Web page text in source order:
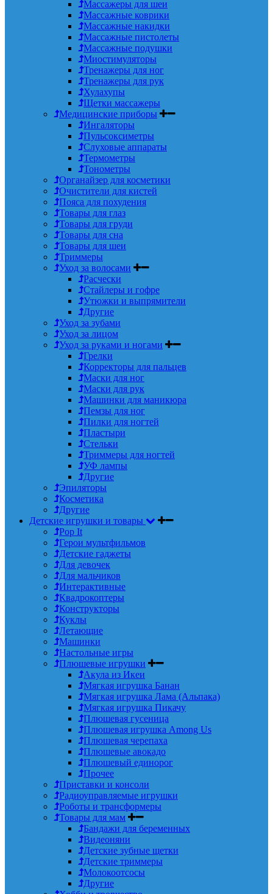
Массажеры для шеи
Массажные коврики
Массажные накидки
Массажные пистолеты
Массажные подушки
Миостимуляторы
Тренажеры для ног
Тренажеры для рук
Хулахупы
Щетки массажеры
Медицинские приборы
Ингаляторы
Пульсоксиметры
Слуховые аппараты
Термометры
Тонометры
Органайзер для косметики
Очистители для кистей
Пояса для похудения
Товары для глаз
Товары для груди
Товары для сна
Товары для шеи
Триммеры
Уход за волосами
Расчески
Стайлеры и гофре
Утюжки и выпрямители
Другие
Уход за зубами
Уход за лицом
Уход за руками и ногами
Грелки
Корректоры для пальцев
Маски для ног
Маски для рук
Машинки для маникюра
Пемзы для ног
Пилки для ногтей
Пластыри
Стельки
Триммеры для ногтей
УФ лампы
Другие
Эпиляторы
Косметика
Другие
Детские игрушки и товары
Pop It
Герои мультфильмов
Детские гаджеты
Для девочек
Для мальчиков
Интерактивные
Квадрокоптеры
Конструкторы
Куклы
Летающие
Машинки
Настольные игры
Плюшевые игрушки
Акула из Икеи
Мягкая игрушка Банан
Мягкая игрушка Лама (Альпака)
Мягкая игрушка Пикачу
Плюшевая гусеница
Плюшевая игрушка Among Us
Плюшевая черепаха
Плюшевые авокадо
Плюшевый единорог
Прочее
Приставки и консоли
Радиоуправляемые игрушки
Роботы и трансформеры
Товары для мам
Бандажи для беременных
Видеоняни
Детские зубные щетки
Детские триммеры
Молокоотсосы
Другие